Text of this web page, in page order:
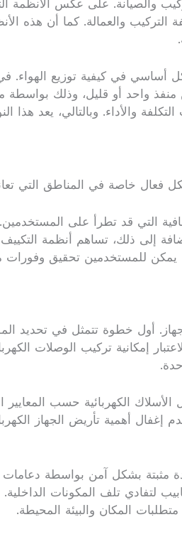
والصيانة. على عكس الأنظمة
والعمالة. كما أن هذه
في كيفية توزيع الهواء.
منفذ واحد أو قليل، وذلك
والأداء. وبالتالي، يعد هذا
فعال خاصة في المناطق التي
التي قد تطرأ على
إلى ذلك، تساهم أنظمة
يمكن للمستخدمين تحقيق وفورات
أول خطوة تتمثل في تحديد
تركيب الوصلات
الكهربائية حسب المعايير
إغفال أهمية تأريض الجهاز
مثبتة بشكل آمن بواسطة دعامات
لتفادي تلف المكونات
المكان والبيئة المحيطة.